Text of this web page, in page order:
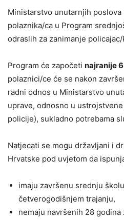
Ministarstvo unutarnjih
polaznika/ca u Program
odraslih za zanimanje
Program će započeti najranije
polaznici/ce će se nakon
radni odnos u Ministarstvo
uprave, odnosno u
policije), sukladno potrebama
Natjecati se mogu državljani i
Hrvatske pod uvjetom da
imaju završenu srednju
četverogodišnjem trajanju,
nemaju navršenih 28 godina